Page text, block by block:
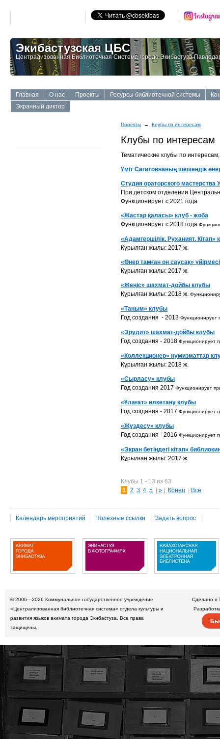
Экибастузская ЦБС
Централизованная Библиотечная Система города Экибастуза
Главная О нас Проекты Ресурсы библиотечной системы
Экранный диктор
Проекты → Клубы по интересам
Клубы по интересам
Тематические клубы по
Үміт Сагитовнаның шешендік
Студия ораторского мастерства
При детском отделении
Функционирует с 2021 года
«Жастар қаласы» клуб - жоба
Функционирует с 2018 года
«Адамгершілік. Руханият. Кітап»
Құрылған жылы: 2017 ж.
«Өнер тамған он саусақ» үйірмесі
Құрылған жылы: 2017 ж.
«Жеңіс» шахмат-дойбы клубы
Құрылған жылы: 2018 ж.
«Таным» клубы
Год создания - 2013
«Эрудит» шахмат-дойбы клубы
Год создания - 2018 Функционирует
«Коллекционер» нумизматтар
Құрылған жылы: 2018 ж.
«Сырласу» клубы
Год создания 2017 Функционирует
«Ұлағат» өлкетану клубы
Год создания - 2017 Функционирует
«Жұздесу» клубы
Год создания - 2016 Функционирует
«Экран бетіндегі кітап»
Құрылған жылы: 2017 ж.
Клубы 1 - 13 из 63
1
2 3 4 5 » Конец Все
Календарь мероприятий Полезные ссылки Задать вопрос
© 2006—2026 Коммунальное государственное учреждение
«Централизованная библиотечная система» отдела культуры и
развития языков акимата города Экибастуза. Все права
защищены.
Сделано в